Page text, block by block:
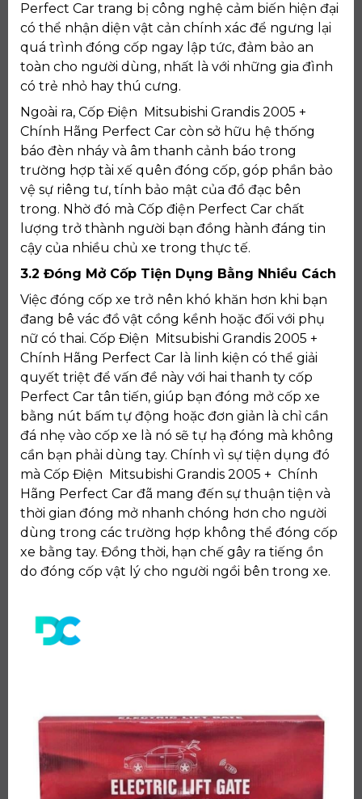
Perfect Car trang bị công nghệ cảm biến hiện đại
có thể nhận diện vật cản chính xác để ngưng lại
quá trình đóng cốp ngay lập tức, đảm bảo an
toàn cho người dùng, nhất là với những gia đình
có trẻ nhỏ hay thú cưng.
Ngoài ra, Cốp Điện Mitsubishi Grandis 2005 +
Chính Hãng Perfect Car còn sở hữu hệ thống
báo đèn nháy và âm thanh cảnh báo trong
trường hợp tài xế quên đóng cốp, góp phần bảo
vệ sự riêng tư, tính bảo mật của đồ đạc bên
trong. Nhờ đó mà Cốp điện Perfect Car chất
lượng trở thành người bạn đồng hành đáng tin
cậy của nhiều chủ xe trong thực tế.
3.2 Đóng Mở Cốp Tiện Dụng Bằng Nhiều Cách
Việc đóng cốp xe trở nên khó khăn hơn khi bạn
đang bê vác đồ vật cồng kềnh hoặc đối với phụ
nữ có thai. Cốp Điện Mitsubishi Grandis 2005 +
Chính Hãng Perfect Car là linh kiện có thể giải
quyết triệt để vấn đề này với hai thanh ty cốp
Perfect Car tân tiến, giúp bạn đóng mở cốp xe
bằng nút bấm tự động hoặc đơn giản là chỉ cần
đá nhẹ vào cốp xe là nó sẽ tự hạ đóng mà không
cần bạn phải dùng tay. Chính vì sự tiện dụng đó
mà Cốp Điện Mitsubishi Grandis 2005 + Chính
Hãng Perfect Car đã mang đến sự thuận tiện và
thời gian đóng mở nhanh chóng hơn cho người
dùng trong các trường hợp không thể đóng cốp
xe bằng tay. Đồng thời, hạn chế gây ra tiếng ồn
do đóng cốp vật lý cho người ngồi bên trong xe.